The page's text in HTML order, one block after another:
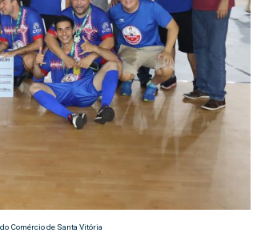
Comércio de Santa Vitória